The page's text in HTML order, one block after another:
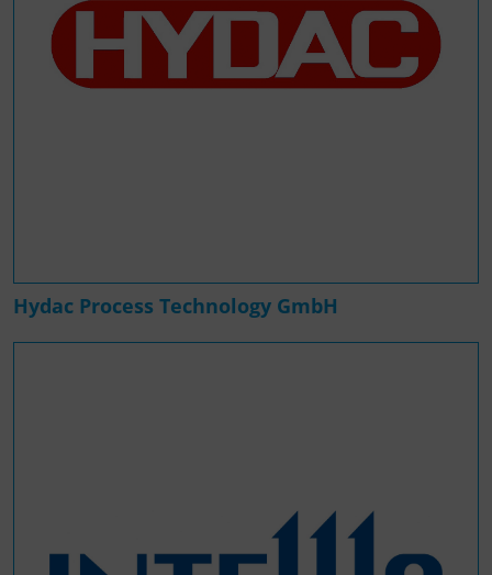
Hydac Process Technology GmbH